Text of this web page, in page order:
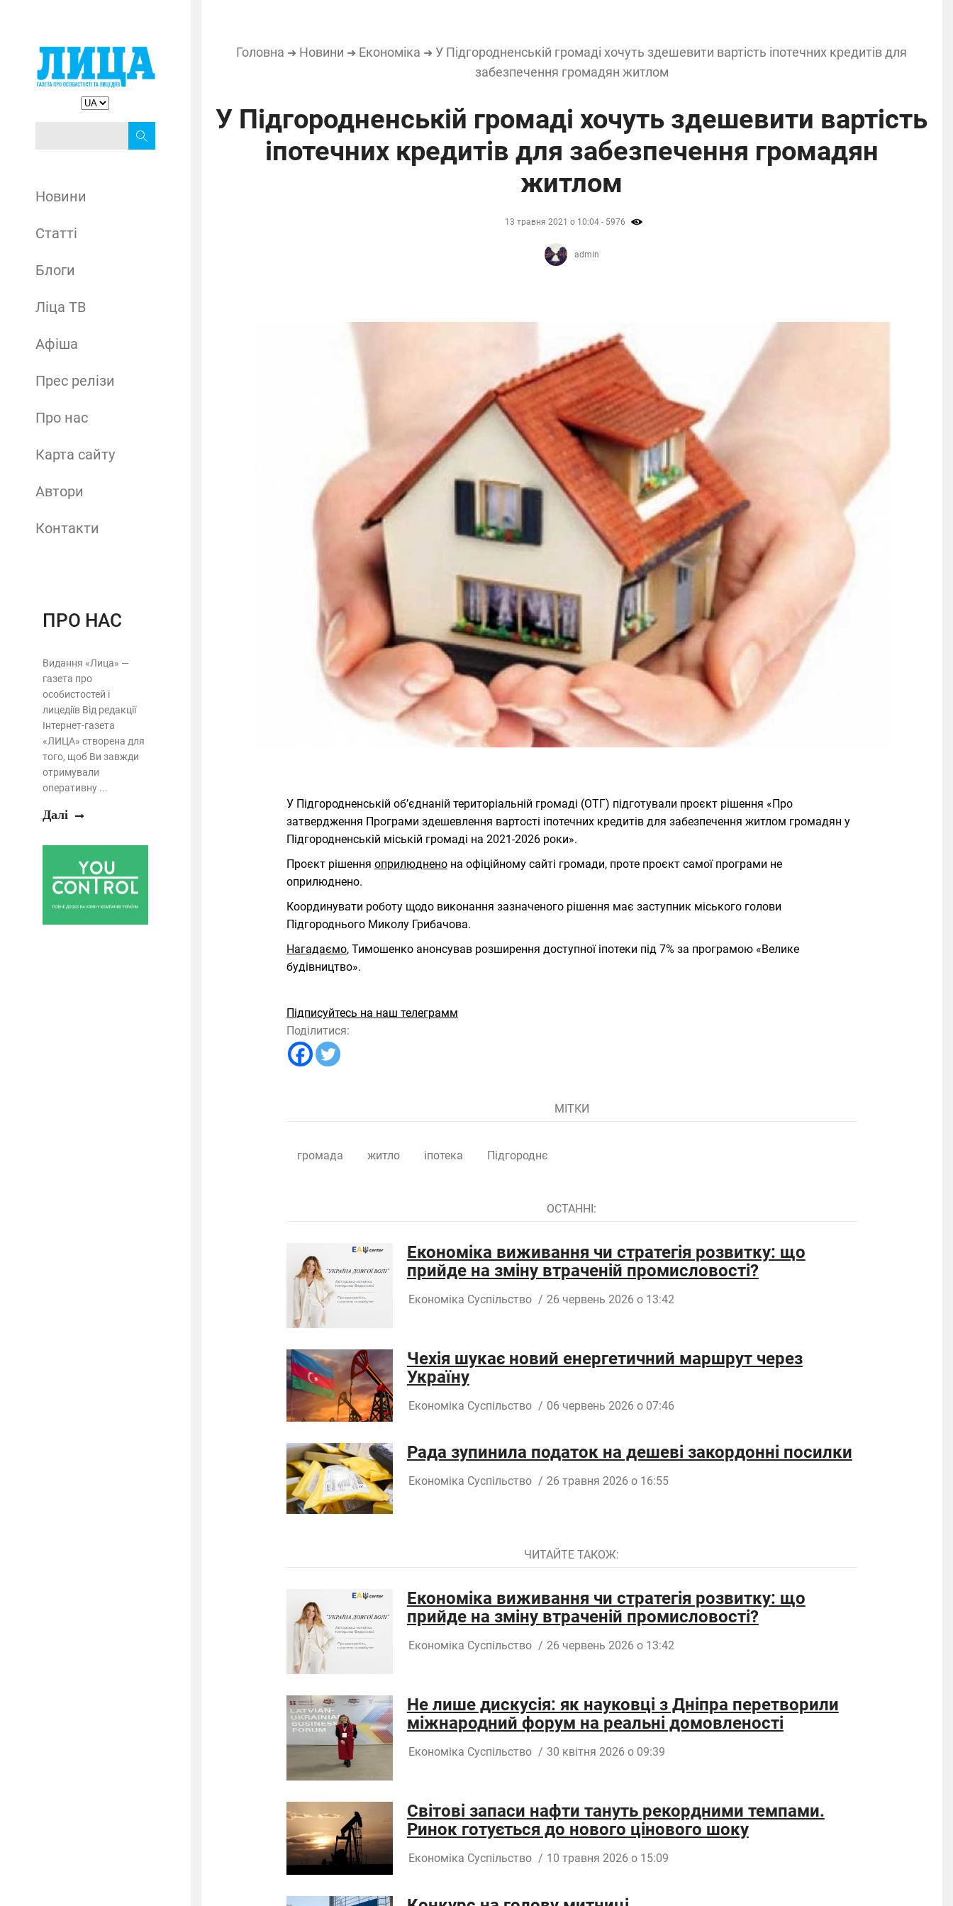
Новини
Статті
Блоги
Ліца ТВ
Афіша
Прес релізи
Про нас
Карта сайту
Автори
Контакти
ПРО НАС
Видання «Лица» —
газета про
особистостей і
лицедіїв Від редакції
Інтернет-газета
«ЛИЦА» створена для
того, щоб Ви завжди
отримували
оперативну ...
Далі
Головна ➜ Новини ➜ Економіка ➜ У Підгородненській громаді хочуть здешевити вартість іпотечних кредитів для
забезпечення громадян житлом
У Підгородненській громаді хочуть здешевити вартість
іпотечних кредитів для забезпечення громадян
житлом
13 травня 2021 о 10:04 - 5976
admin
У Підгородненській об’єднаній територіальній громаді (ОТГ) підготували проєкт рішення «Про
затвердження Програми здешевлення вартості іпотечних кредитів для забезпечення житлом громадян у
Підгородненській міській громаді на 2021-2026 роки».
Проєкт рішення оприлюдненона офіційному сайті громади, проте проєкт самої програми не
оприлюднено.
Координувати роботу щодо виконання зазначеного рішення має заступник міського голови
Підгороднього Миколу Грибачова.
Нагадаємо, Тимошенко анонсував розширення доступної іпотеки під 7% за програмою «Велике
будівництво».
Підписуйтесь на наш телеграмм
Поділитися:
МІТКИ
громада житло іпотека Підгороднє
ОСТАННІ:
Економіка виживання чи стратегія розвитку: що
прийде на зміну втраченій промисловості?
Економіка Суспільство / 26 червень 2026 о 13:42
Чехія шукає новий енергетичний маршрут через
Україну
Економіка Суспільство / 06 червень 2026 о 07:46
Рада зупинила податок на дешеві закордонні посилки
Економіка Суспільство / 26 травня 2026 о 16:55
ЧИТАЙТЕ ТАКОЖ:
Економіка виживання чи стратегія розвитку: що
прийде на зміну втраченій промисловості?
Економіка Суспільство / 26 червень 2026 о 13:42
Не лише дискусія: як науковці з Дніпра перетворили
міжнародний форум на реальні домовленості
Економіка Суспільство / 30 квітня 2026 о 09:39
Світові запаси нафти тануть рекордними темпами.
Ринок готується до нового цінового шоку
Економіка Суспільство / 10 травня 2026 о 15:09